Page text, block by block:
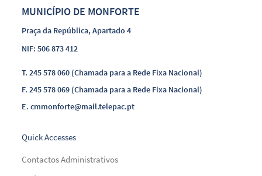
MUNICÍPIO DE MONFORTE
Praça da República, Apartado 4
NIF: 506 873 412
T.245 578 060 (Chamada para a Rede Fixa Nacional)
F.245 578 069 (Chamada para a Rede Fixa Nacional)
E.cmmonforte@mail.telepac.pt
Quick Accesses
Contactos Administrativos